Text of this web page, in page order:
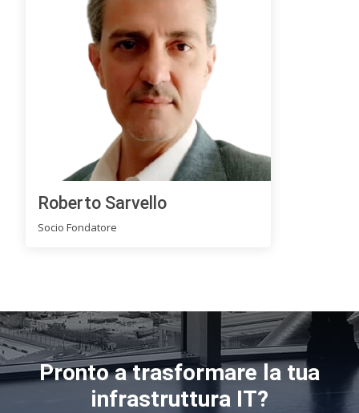
Roberto Sarvello
Socio Fondatore
Pronto a trasformare la tua
infrastruttura IT?